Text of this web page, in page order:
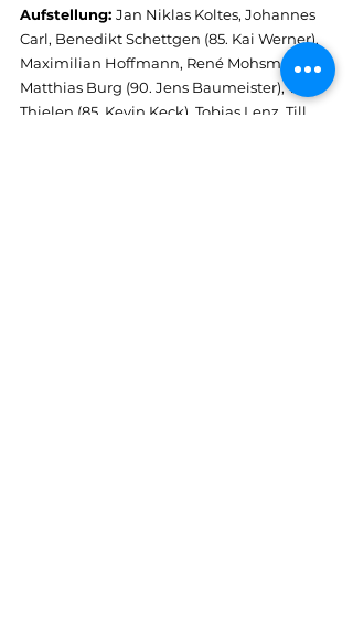
Aufstellung: Jan Niklas Koltes, Johannes
Carl, Benedikt Schettgen (85. Kai Werner),
Maximilian Hoffmann, René Mohsmann,
Matthias Burg (90. Jens Baumeister), Tim
Thielen (85. Kevin Keck), Tobias Lenz, Till